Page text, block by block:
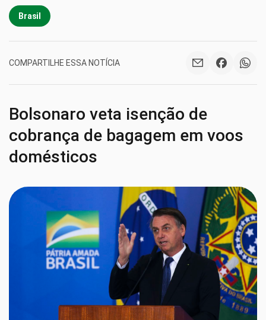
Brasil
COMPARTILHE ESSA NOTÍCIA
Bolsonaro veta isenção de
cobrança de bagagem em voos
domésticos